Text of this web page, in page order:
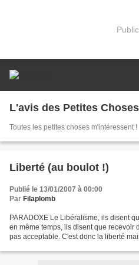
L'avis des Petites Choses
Toutes les petites choses m'intéressent !
Liberté (au boulot !)
Publié le 13/01/2007 à 00:00
Par Filaplomb
PARADOXE Le Libéralisme, ils disent
en même temps, ils disent que recevoir
pas acceptable. C'est donc la liberté